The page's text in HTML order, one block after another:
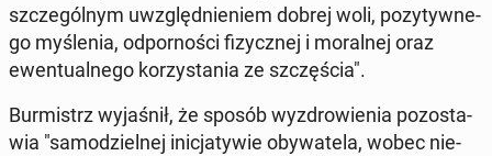
szcze­gól­nym uwzględ­nie­niem dobrej woli, po­zy­tyw­ne­
go my­śle­nia, od­por­no­ści fi­zycz­nej i mo­ral­nej oraz
ewen­tu­al­ne­go ko­rzy­sta­nia ze szczę­ścia".
Bur­mistrz wy­ja­śnił, że sposób wy­zdro­wie­nia po­zo­sta­
wia "sa­mo­dziel­nej ini­cja­ty­wie oby­wa­te­la, wobec nie­